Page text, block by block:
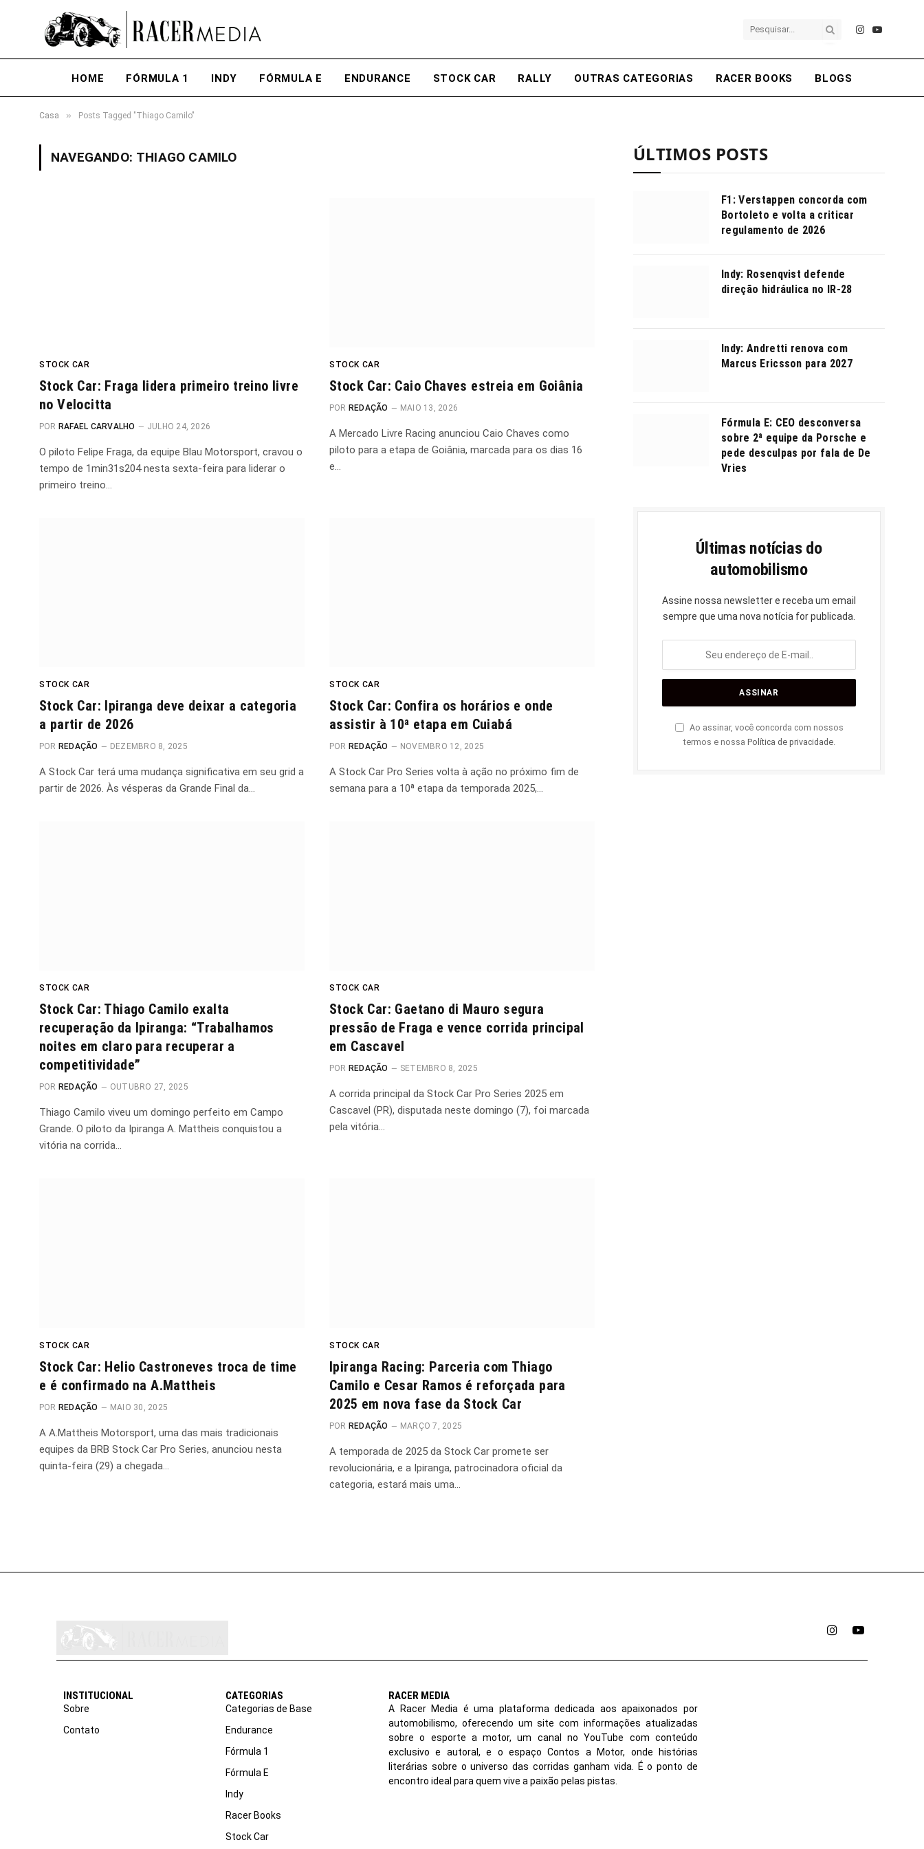
Instagram
YouTube
HOME FÓRMULA 1 INDY FÓRMULA E ENDURANCE STOCK CAR RALLY OUTRAS CATEGORIAS RACER BOOKS BLOGS
Casa » Posts Tagged "Thiago Camilo"
NAVEGANDO: THIAGO CAMILO
STOCK CAR
Stock Car: Fraga lidera primeiro treino livre
no Velocitta
POR RAFAEL CARVALHO JULHO 24, 2026
O piloto Felipe Fraga, da equipe Blau Motorsport, cravou o
tempo de 1min31s204 nesta sexta-feira para liderar o
primeiro treino…
STOCK CAR
Stock Car: Caio Chaves estreia em Goiânia
POR REDAÇÃO MAIO 13, 2026
A Mercado Livre Racing anunciou Caio Chaves como
piloto para a etapa de Goiânia, marcada para os dias 16
e…
STOCK CAR
Stock Car: Ipiranga deve deixar a categoria
a partir de 2026
POR REDAÇÃO DEZEMBRO 8, 2025
A Stock Car terá uma mudança significativa em seu grid a
partir de 2026. Às vésperas da Grande Final da…
STOCK CAR
Stock Car: Confira os horários e onde
assistir à 10ª etapa em Cuiabá
POR REDAÇÃO NOVEMBRO 12, 2025
A Stock Car Pro Series volta à ação no próximo fim de
semana para a 10ª etapa da temporada 2025,…
STOCK CAR
Stock Car: Thiago Camilo exalta
recuperação da Ipiranga: “Trabalhamos
noites em claro para recuperar a
competitividade”
POR REDAÇÃO OUTUBRO 27, 2025
Thiago Camilo viveu um domingo perfeito em Campo
Grande. O piloto da Ipiranga A. Mattheis conquistou a
vitória na corrida…
STOCK CAR
Stock Car: Gaetano di Mauro segura
pressão de Fraga e vence corrida principal
em Cascavel
POR REDAÇÃO SETEMBRO 8, 2025
A corrida principal da Stock Car Pro Series 2025 em
Cascavel (PR), disputada neste domingo (7), foi marcada
pela vitória…
STOCK CAR
Stock Car: Helio Castroneves troca de time
e é confirmado na A.Mattheis
POR REDAÇÃO MAIO 30, 2025
A A.Mattheis Motorsport, uma das mais tradicionais
equipes da BRB Stock Car Pro Series, anunciou nesta
quinta-feira (29) a chegada…
STOCK CAR
Ipiranga Racing: Parceria com Thiago
Camilo e Cesar Ramos é reforçada para
2025 em nova fase da Stock Car
POR REDAÇÃO MARÇO 7, 2025
A temporada de 2025 da Stock Car promete ser
revolucionária, e a Ipiranga, patrocinadora oficial da
categoria, estará mais uma…
ÚLTIMOS POSTS
F1: Verstappen concorda com
Bortoleto e volta a criticar
regulamento de 2026
Indy: Rosenqvist defende
direção hidráulica no IR-28
Indy: Andretti renova com
Marcus Ericsson para 2027
Fórmula E: CEO desconversa
sobre 2ª equipe da Porsche e
pede desculpas por fala de De
Vries
Últimas notícias do
automobilismo
Assine nossa newsletter e receba um email
sempre que uma nova notícia for publicada.
Ao assinar, você concorda com nossos
termos e nossa Política de privacidade.
InstagramYouTube
INSTITUCIONAL
Sobre
Contato
CATEGORIAS
Categorias de Base
Endurance
Fórmula 1
Fórmula E
Indy
Racer Books
Stock Car
RACER MEDIA
A Racer Media é uma plataforma dedicada aos apaixonados por
automobilismo, oferecendo um site com informações atualizadas
sobre o esporte a motor, um canal no YouTube com conteúdo
exclusivo e autoral, e o espaço Contos a Motor, onde histórias
literárias sobre o universo das corridas ganham vida. É o ponto de
encontro ideal para quem vive a paixão pelas pistas.